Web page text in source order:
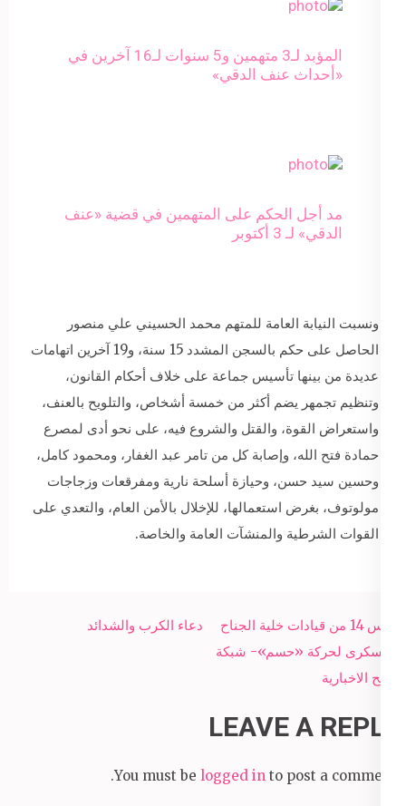
المؤبد لـ3 متهمين و5 سنوات لـ16 آخرين في
«أحداث عنف الدقي»
مد أجل الحكم على المتهمين في قضية «عنف
الدقي» لـ 3 أكتوبر
ونسبت النيابة العامة للمتهم محمد الحسيني علي منصور
الحاصل على حكم بالسجن المشدد 15 سنة، و19 آخرين اتهامات
عديدة من بينها تأسيس جماعة على خلاف أحكام القانون،
وتنظيم تجمهر يضم أكثر من خمسة أشخاص، والتلويح بالعنف،
واستعراض القوة، والقتل والشروع فيه، على نحو أدى لمصرع
حمادة فتح الله، وإصابة كل من تامر عبد الغفار، ومحمود كامل،
وحسين سيد حسن، وحيازة أسلحة نارية ومفرقعات وزجاجات
مولوتوف، بغرض استعمالها، للإخلال بالأمن العام، والتعدي على
القوات الشرطية والمنشآت العامة والخاصة.
Post
navigation
دعاء الكرب والشدائد
حبس 14 من قيادات خلية الجناح
العسكرى لحركة «حسم»- شبكة
سبح الاخبارية
LEAVE A REPLY
You must be logged in to post a comment.